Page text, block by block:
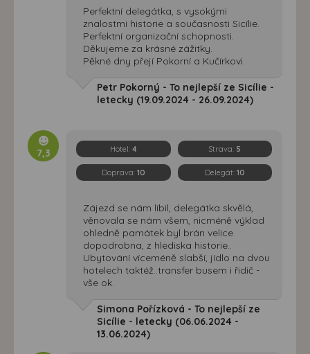
Perfektní delegátka, s vysokými
znalostmi historie a současnosti Sicílie.
Perfektní organizační schopnosti.
Děkujeme za krásné zážitky.
Pěkné dny přejí Pokorní a Kučírkovi
Petr Pokorný - To nejlepší ze Sicílie -
letecky (19.09.2024 - 26.09.2024)
7,3 Hotel: 4 Strava: 5
Doprava: 10 Delegát: 10
Zájezd se nám líbil, delegátka skvělá,
věnovala se nám všem, nicméně výklad
ohledně památek byl brán velice
dopodrobna, z hlediska historie..
Ubytování víceméně slabší, jídlo na dvou
hotelech taktéž..transfer busem i řidič -
vše ok.
Simona Pořízková - To nejlepší ze
Sicílie - letecky (06.06.2024 -
13.06.2024)